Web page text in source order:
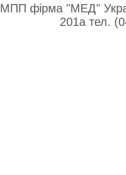
МПП фірма "МЕД"
201а тел.